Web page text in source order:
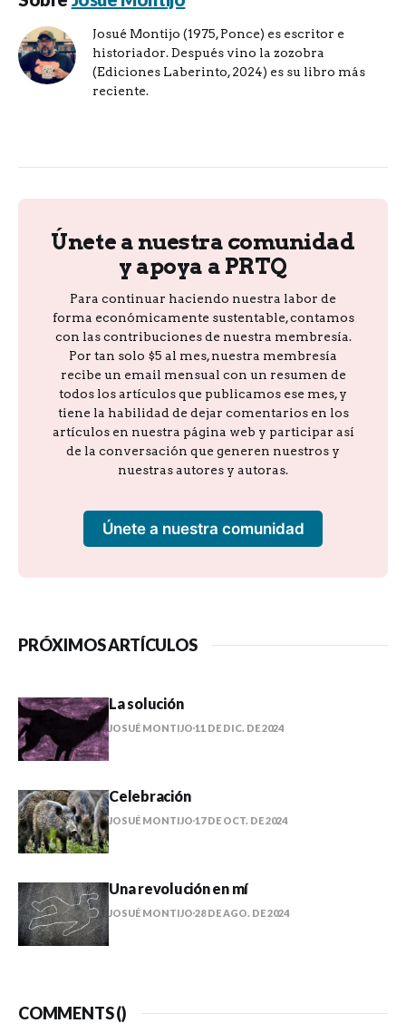
Josué Montijo (1975, Ponce) es escritor e
historiador. Después vino la zozobra
(Ediciones Laberinto, 2024) es su libro más
reciente.
Únete a nuestra comunidad
y apoya a PRTQ
Para continuar haciendo nuestra labor de
forma económicamente sustentable, contamos
con las contribuciones de nuestra membresía.
Por tan solo $5 al mes, nuestra membresía
recibe un email mensual con un resumen de
todos los artículos que publicamos ese mes, y
tiene la habilidad de dejar comentarios en los
artículos en nuestra página web y participar así
de la conversación que generen nuestros y
nuestras autores y autoras.
Únete a nuestra comunidad
PRÓXIMOS ARTÍCULOS
La solución
JOSUÉ MONTIJO 11 DE DIC. DE 2024
Celebración
JOSUÉ MONTIJO 17 DE OCT. DE 2024
Una revolución en mí
JOSUÉ MONTIJO 28 DE AGO. DE 2024
COMMENTS ()